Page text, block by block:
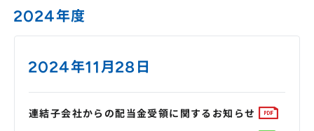
株式・格付情報
IRカレンダー
よくあるご質問
働く環境を知る
会社を知る
人を知る
地域採用
2024年度
2024年11月28日
連結子会社からの配当金受領に関するお知らせ